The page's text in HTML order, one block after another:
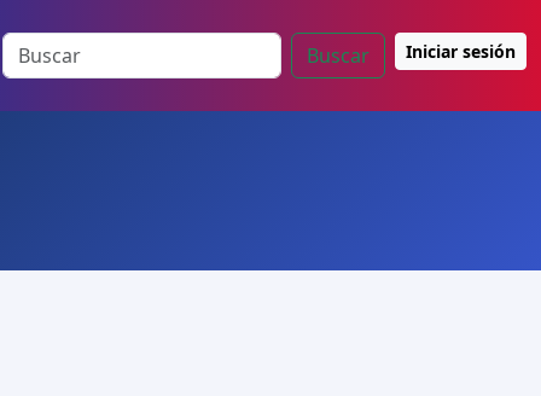
Buscar Iniciar sesión